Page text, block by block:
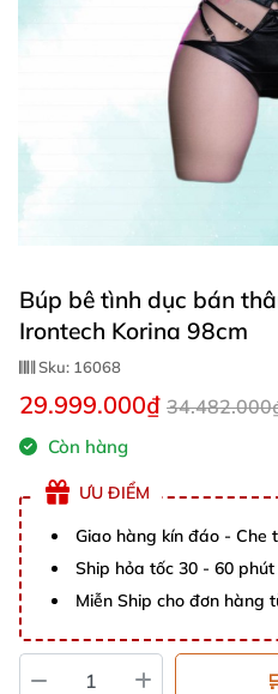
Búp bê tình dục bán
Irontech Korina 98cm
Sku: 16068
29.999.000₫
Còn hàng
ƯU ĐIỂM
Giao hàng kín đáo - Che
Ship hỏa tốc 30 - 60 phút
Miễn Ship cho đơn hàng